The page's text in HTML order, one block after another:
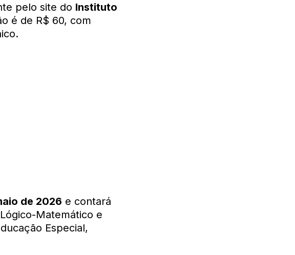
pelo site do Instituto
é de R$ 60, com
de 2026 e contará
Matemático e
Especial,